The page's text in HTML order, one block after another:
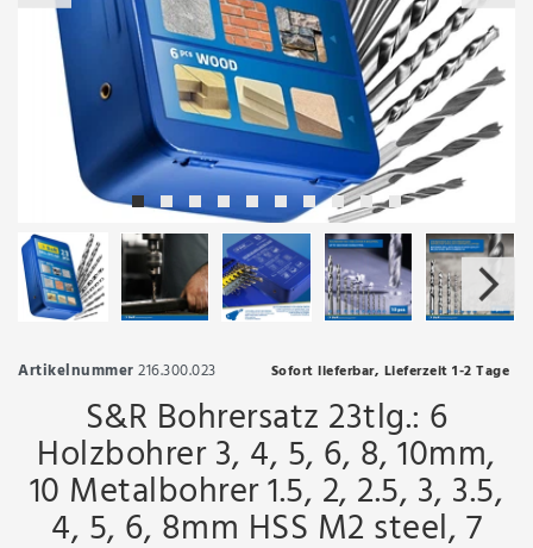
Artikelnummer216.300.023 Sofort lieferbar, Lieferzeit 1-2 Tage
S&R Bohrersatz 23tlg.: 6
Holzbohrer 3, 4, 5, 6, 8, 10mm,
10 Metalbohrer 1.5, 2, 2.5, 3, 3.5,
4, 5, 6, 8mm HSS M2 steel, 7